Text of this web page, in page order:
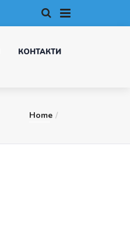
КОНТАКТИ
Home